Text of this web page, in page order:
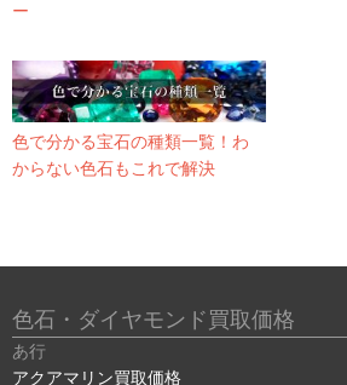
ー
色で分かる宝石の種類一覧！わ
からない色石もこれで解決
色石・ダイヤモンド買取価格
あ行
アクアマリン買取価格